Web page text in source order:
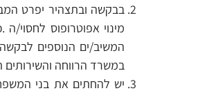
בבקשה ובתצהיר יפרט
מינוי אפוטרופוס
במשרד הרווחה והשירותים
יש להחתים את בני